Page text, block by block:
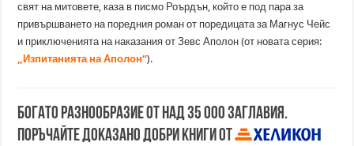
свят на митовете, каза в писмо Роърдън, който е под пара за
привършването на поредния роман от поредицата за Магнус Чейс
и приключенията на наказания от Зевс Аполон (от новата серия:
„Изпитанията на Аполон“).
Богато разнообразие от над 35 000 заглавия.
Поръчайте доказано добри книги от